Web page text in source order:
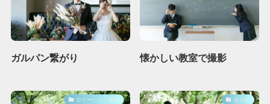
ガルパン繋がり 懐かしい教室で撮影
ロケーション撮影 佐久島